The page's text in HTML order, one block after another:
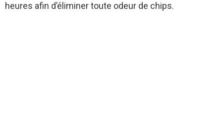
heures afin d’éliminer toute odeur de chips.